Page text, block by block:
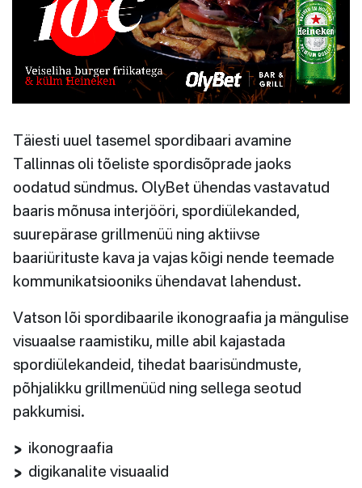
Täiesti uuel tasemel spordibaari avamine
Tallinnas oli tõeliste spordisõprade jaoks
oodatud sündmus. OlyBet ühendas vastavatud
baaris mõnusa interjööri, spordiülekanded,
suurepärase grillmenüü ning aktiivse
baariürituste kava ja vajas kõigi nende teemade
kommunikatsiooniks ühendavat lahendust.
Vatson lõi spordibaarile ikonograafia ja mängulise
visuaalse raamistiku, mille abil kajastada
spordiülekandeid, tihedat baarisündmuste,
põhjalikku grillmenüüd ning sellega seotud
pakkumisi.
ikonograafia
digikanalite visuaalid